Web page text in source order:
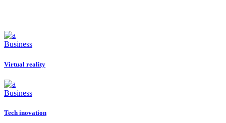
Business
Virtual reality
Business
Tech inovation